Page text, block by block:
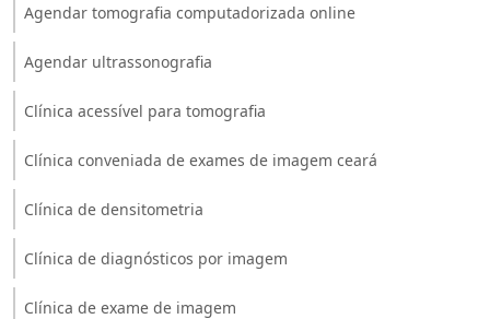
Agendar tomografia computadorizada online
Agendar ultrassonografia
Clínica acessível para tomografia
Clínica conveniada de exames de imagem ceará
Clínica de densitometria
Clínica de diagnósticos por imagem
Clínica de exame de imagem